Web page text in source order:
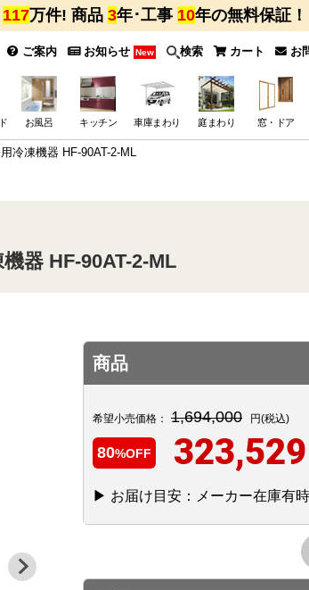
117万件! 商品 3年･工事 10年の無料保証！
ご案内 お知らせ New 検索 カート お
お風呂 キッチン 車庫まわり 庭まわり 窓・ドア
冷凍機器 HF-90AT-2-ML
器 HF-90AT-2-ML
商品
希望小売価格： 1,694,000 円(税込)
80%OFF 323,529
▶ お届け目安：メーカー在庫有